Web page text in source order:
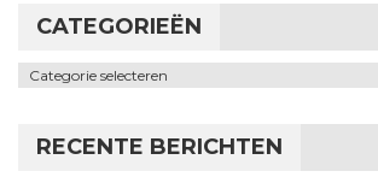
CATEGORIEËN
Categorieën
RECENTE BERICHTEN